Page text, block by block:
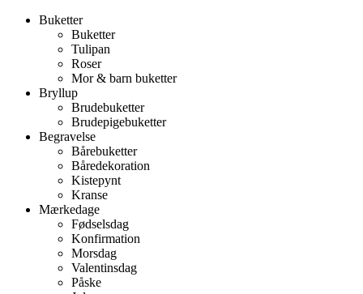
Buketter
Buketter
Tulipan
Roser
Mor & barn buketter
Bryllup
Brudebuketter
Brudepigebuketter
Begravelse
Bårebuketter
Båredekoration
Kistepynt
Kranse
Mærkedage
Fødselsdag
Konfirmation
Morsdag
Valentinsdag
Påske